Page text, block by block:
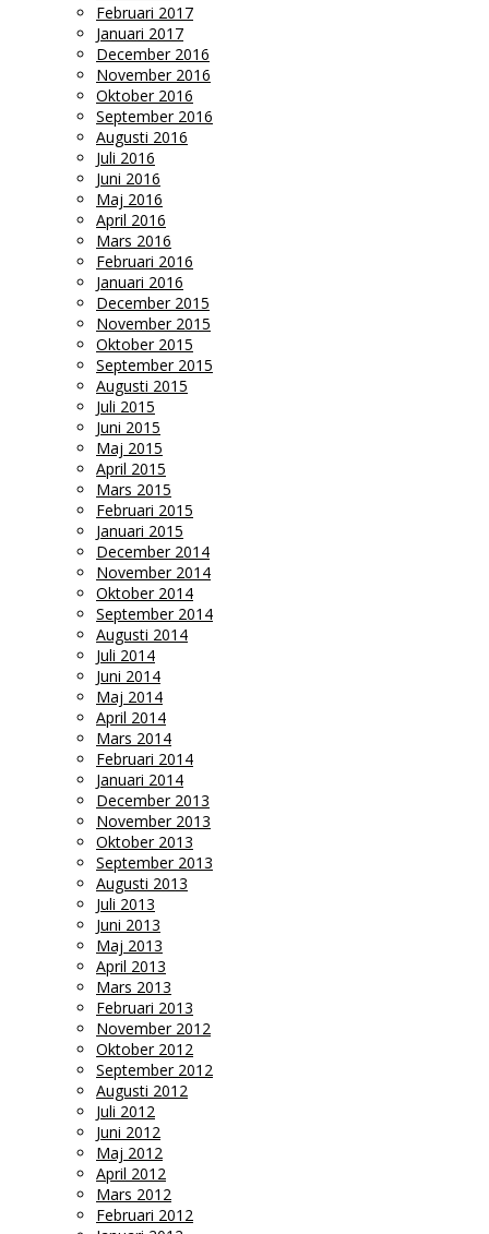
Februari 2017
Januari 2017
December 2016
November 2016
Oktober 2016
September 2016
Augusti 2016
Juli 2016
Juni 2016
Maj 2016
April 2016
Mars 2016
Februari 2016
Januari 2016
December 2015
November 2015
Oktober 2015
September 2015
Augusti 2015
Juli 2015
Juni 2015
Maj 2015
April 2015
Mars 2015
Februari 2015
Januari 2015
December 2014
November 2014
Oktober 2014
September 2014
Augusti 2014
Juli 2014
Juni 2014
Maj 2014
April 2014
Mars 2014
Februari 2014
Januari 2014
December 2013
November 2013
Oktober 2013
September 2013
Augusti 2013
Juli 2013
Juni 2013
Maj 2013
April 2013
Mars 2013
Februari 2013
November 2012
Oktober 2012
September 2012
Augusti 2012
Juli 2012
Juni 2012
Maj 2012
April 2012
Mars 2012
Februari 2012